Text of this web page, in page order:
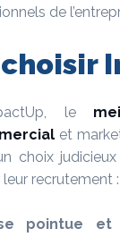
de
le
et
choix
recrutement :
pointue et